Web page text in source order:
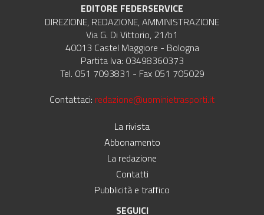
EDITORE FEDERSERVICE
DIREZIONE, REDAZIONE, AMMINISTRAZIONE
Via G. Di Vittorio, 21/b1
40013 Castel Maggiore - Bologna
Partita Iva: 03498360373
Tel. 051 7093831 - Fax 051 705029
Contattaci: redazione@uominietrasporti.it
La rivista
Abbonamento
La redazione
Contatti
Pubblicità e traffico
SEGUICI